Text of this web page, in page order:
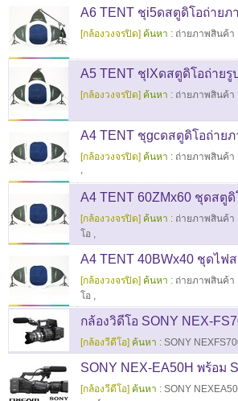
A6 TENT ชุi5ดสตูดิโอถ่าย
[กล้องวงจรปิด] ค้นหา : ถ่ายภาพสินค้า
A5 TENT ชุlXดสตูดิโอถ่ายรู
[กล้องวงจรปิด] ค้นหา : ถ่ายภาพสินค้า
A4 TENT ชุgcดสตูดิโอถ่าย
[กล้องวงจรปิด] ค้นหา : ถ่ายภาพสินค้า
,
A4 TENT 60ZMx60 ชุดสตู
[กล้องวงจรปิด] ค้นหา : ถ่ายภาพสินค้า
โอ ,
A4 TENT 40BWx40 ชุดไฟ
[กล้องวงจรปิด] ค้นหา : ถ่ายภาพสินค้า
โอ ,
กล้องวิดีโอ SONY NEX-
[กล้องวีดีโอ] ค้นหา : SONY
SONY NEX-EA50H พร้อม
[กล้องวีดีโอ] ค้นหา : SONY